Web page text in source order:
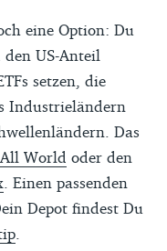
eine Option: Du
US-Anteil
setzen, die
Industrieländern
Das
All World oder den
. Einen passenden
Depot findest Du
.